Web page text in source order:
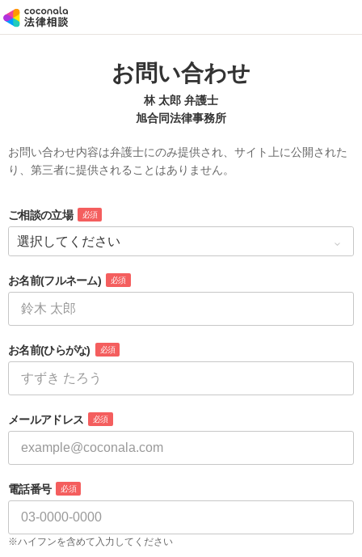
お問い合わせ
林 太郎 弁護士
旭合同法律事務所
お問い合わせ内容は弁護士にのみ提供され、サイト上に公開された
り、第三者に提供されることはありません。
ご相談の立場 必須
お名前(フルネーム) 必須
お名前(ひらがな) 必須
メールアドレス 必須
電話番号 必須
※ハイフンを含めて入力してください